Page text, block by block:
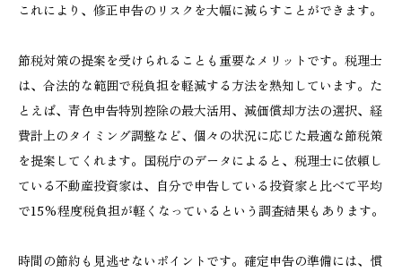
これにより、修正申告のリスクを大幅に減らすことができます。
節税対策の提案を受けられることも重要なメリットです。税理士
は、合法的な範囲で税負担を軽減する方法を熟知しています。た
とえば、青色申告特別控除の最大活用、減価償却方法の選択、経
費計上のタイミング調整など、個々の状況に応じた最適な節税策
を提案してくれます。国税庁のデータによると、税理士に依頼し
ている不動産投資家は、自分で申告している投資家と比べて平均
で15%程度税負担が軽くなっているという調査結果もあります。
時間の節約も見逃せないポイントです。確定申告の準備には、慣